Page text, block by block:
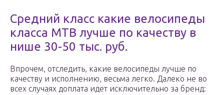
Средний класс какие велосипеды
класса MTB лучше по качеству в
нише 30-50 тыс. руб.
Впрочем, отследить, какие велосипеды лучше по
качеству и исполнению, весьма легко. Далеко не во
всех случаях доплата идет исключительно за бренд: